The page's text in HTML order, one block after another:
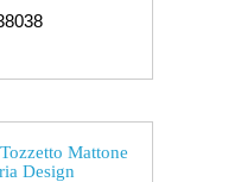
Mattone
Design